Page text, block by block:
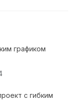
графиком
с гибким